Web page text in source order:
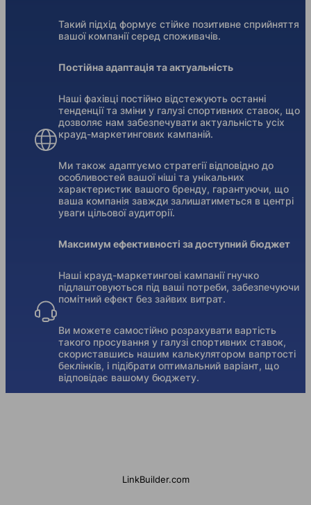
Такий підхід формує стійке позитивне сприйняття
вашої компанії серед споживачів.
Постійна адаптація та актуальність
Наші фахівці постійно відстежують останні
тенденції та зміни у галузі спортивних ставок, що
дозволяє нам забезпечувати актуальність усіх
крауд-маркетингових кампаній.
Ми також адаптуємо стратегії відповідно до
особливостей вашої ніші та унікальних
характеристик вашого бренду, гарантуючи, що
ваша компанія завжди залишатиметься в центрі
уваги цільової аудиторії.
Максимум ефективності за доступний бюджет
Наші крауд-маркетингові кампанії гнучко
підлаштовуються під ваші потреби, забезпечуючи
помітний ефект без зайвих витрат.
Ви можете самостійно розрахувати вартість
такого просування у галузі спортивних ставок,
скориставшись нашим калькулятором вапртості
беклінків, і підібрати оптимальний варіант, що
відповідає вашому бюджету.
LinkBuilder.com